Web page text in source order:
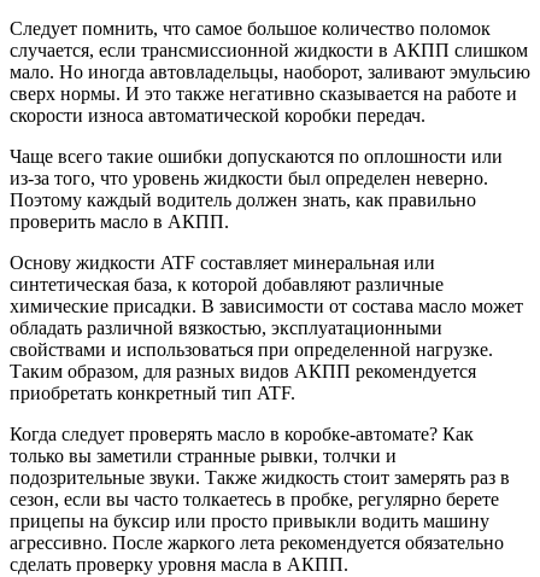
Следует помнить, что самое большое количество поломок
случается, если трансмиссионной жидкости в АКПП слишком
мало. Но иногда автовладельцы, наоборот, заливают эмульсию
сверх нормы. И это также негативно сказывается на работе и
скорости износа автоматической коробки передач.
Чаще всего такие ошибки допускаются по оплошности или
из-за того, что уровень жидкости был определен неверно.
Поэтому каждый водитель должен знать, как правильно
проверить масло в АКПП.
Основу жидкости ATF составляет минеральная или
синтетическая база, к которой добавляют различные
химические присадки. В зависимости от состава масло может
обладать различной вязкостью, эксплуатационными
свойствами и использоваться при определенной нагрузке.
Таким образом, для разных видов АКПП рекомендуется
приобретать конкретный тип ATF.
Когда следует проверять масло в коробке-автомате? Как
только вы заметили странные рывки, толчки и
подозрительные звуки. Также жидкость стоит замерять раз в
сезон, если вы часто толкаетесь в пробке, регулярно берете
прицепы на буксир или просто привыкли водить машину
агрессивно. После жаркого лета рекомендуется обязательно
сделать проверку уровня масла в АКПП.